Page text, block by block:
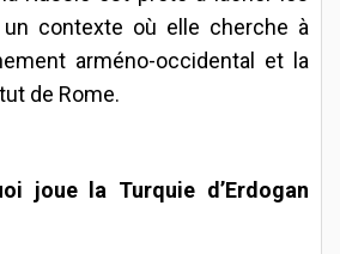
contexte où elle cherche à
arméno-occidental et la
de Rome.
joue la Turquie d’Erdogan